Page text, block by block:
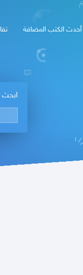
أحدث الكتب المضافة
ابحث